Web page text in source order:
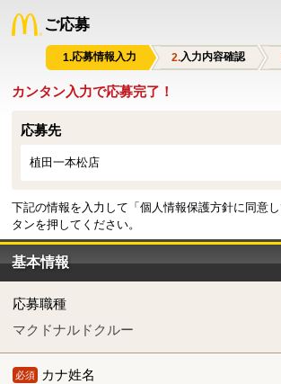
ご応募
応募情報入力 入力内容確認
カンタン入力で応募完了！
応募先
植田一本松店
下記の情報を入力して「個人情報保護方針に同意
タンを押してください。
基本情報
応募職種
マクドナルドクルー
必須 カナ姓名